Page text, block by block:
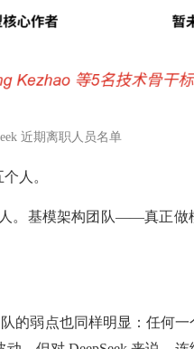
近期离职人员名单
人。
人。基模架构团队——真正
的弱点也同样明显：任何